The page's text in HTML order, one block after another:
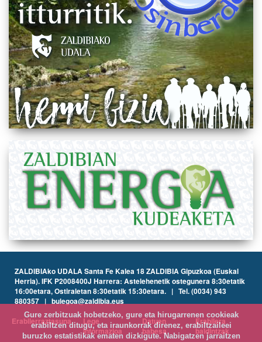
ZALDIBIAko UDALA Santa Fe Kalea 18 ZALDIBIA Gipuzkoa (Euskal
Herria). IFK P2008400J Harrera: Astelehenetik ostegunera 8:30etatik
16:00etara, Ostiraletan 8:30etatik 15:30etara. | Tel. (0034) 943
880357 | bulegoa@zaldibia.eus
Erabilerraztasuna
Lege
informazioa
Datuen
babesa
Erabilera
baldintzak
Gure zerbitzuak hobetzeko, gure eta hirugarrenen cookieak
erabiltzen ditugu, eta iraunkorrak direnez, erabiltzaileei
buruzko estatistikak ematen dizkigute. Nabigatzen jarraitzen